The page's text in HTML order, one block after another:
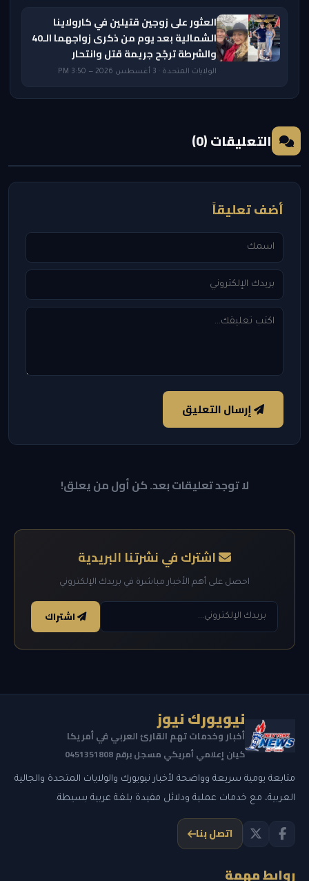
العثور على زوجين قتيلين في كارولاينا
الشمالية بعد يوم من ذكرى زواجهما الـ40
والشرطة ترجّح جريمة قتل وانتحار
الولايات المتحدة · 3 أغسطس 2026 — 3:50 PM
التعليقات (0)
أضف تعليقاً
إرسال التعليق
لا توجد تعليقات بعد. كن أول من يعلق!
اشترك في نشرتنا البريدية
احصل على أهم الأخبار مباشرة في بريدك الإلكتروني
اشتراك
نيويورك نيوز
أخبار وخدمات تهم القارئ العربي في أمريكا
كيان إعلامي أمريكي مسجل برقم 0451351808
متابعة يومية سريعة وواضحة لأخبار نيويورك والولايات المتحدة والجالية
العربية، مع خدمات عملية ودلائل مفيدة بلغة عربية بسيطة.
اتصل بنا
روابط مهمة